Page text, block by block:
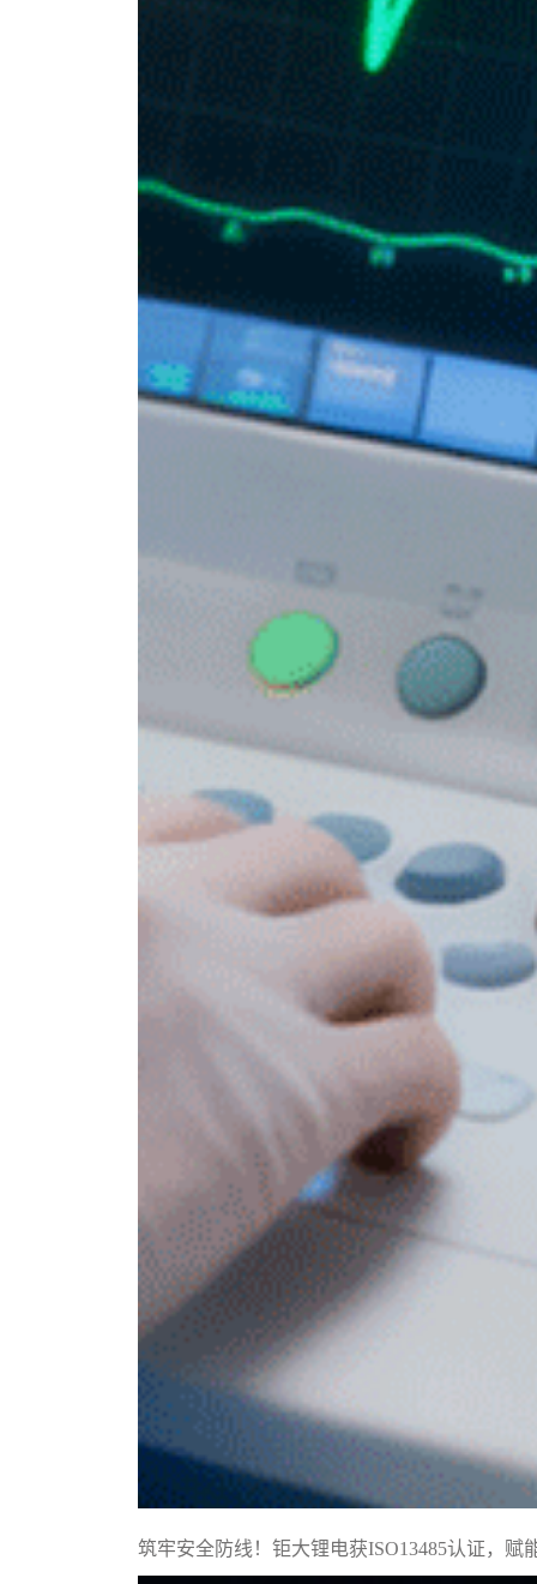
筑牢安全防线！钜大锂电获ISO13485认证，赋